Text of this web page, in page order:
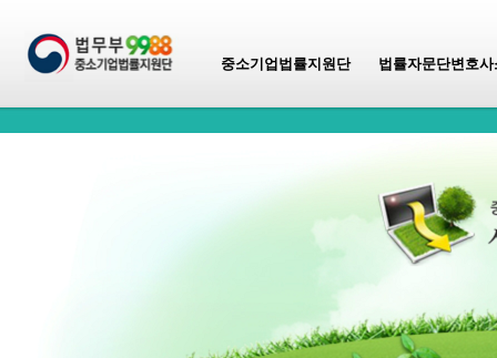
중소기업법률지원단 법률자문단변호사